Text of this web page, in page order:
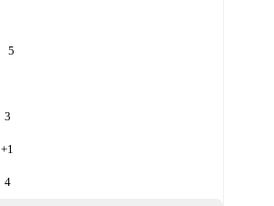
5
3
+1
4